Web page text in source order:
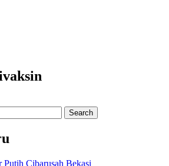
Search
Putih Cibarusah Bekasi